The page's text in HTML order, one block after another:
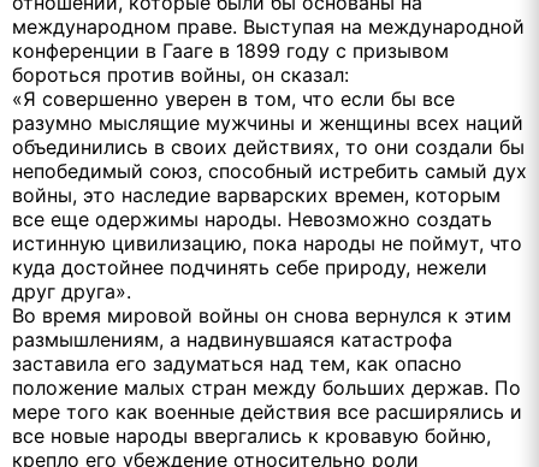
международном праве. Выступая на международной
конференции в Гааге в 1899 году с призывом
бороться против войны, он сказал:
«Я совершенно уверен в том, что если бы все
разумно мыслящие мужчины и женщины всех наций
объединились в своих действиях, то они создали бы
непобедимый союз, способный истребить самый дух
войны, это наследие варварских времен, которым
все еще одержимы народы. Невозможно создать
истинную цивилизацию, пока народы не поймут, что
куда достойнее подчинять себе природу, нежели
друг друга».
Во время мировой войны он снова вернулся к этим
размышлениям, а надвинувшаяся катастрофа
заставила его задуматься над тем, как опасно
положение малых стран между больших держав. По
мере того как военные действия все расширялись и
все новые народы ввергались к кровавую бойню,
крепло его убеждение относительно роли